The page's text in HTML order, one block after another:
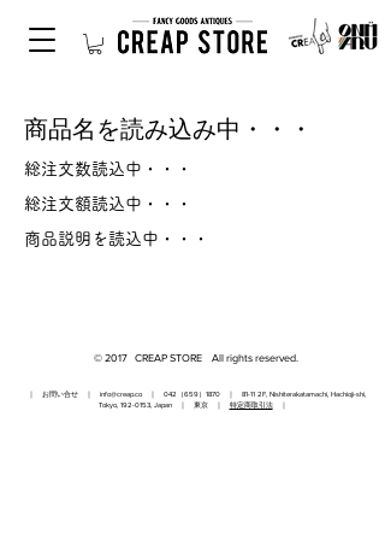
商品名を読み込み中・・・
総注文数読込中・・・
総注文額読込中・・・
商品説明を読込中・・・
© 2017 CREAP STORE All rights reserved.
｜ お問い合せ ｜ info@creap.co｜ 042（659）1870 ｜ 81-11 2F, Nishiterakatamachi, Hachioji-shi,
Tokyo, 192-0153, Japan ｜ 東京 ｜ 特定商取引法｜